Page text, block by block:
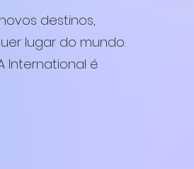
destinos,
lugar do mundo.
International é